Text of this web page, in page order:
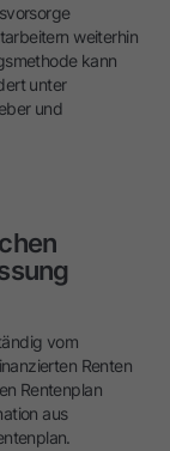
weiterhin
kann
unter
und
vom
Renten
Rentenplan
aus